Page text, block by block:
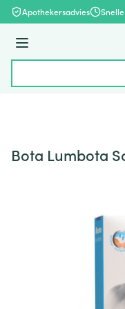
Ga naar de inhoud
Apothekersadvies
Menu
Bota Lumbota